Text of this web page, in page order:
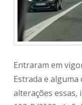
Entraram em
Estrada e
alterações essas,